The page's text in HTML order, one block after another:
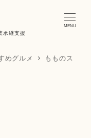
承継支援
MENU
めグルメ
もものス